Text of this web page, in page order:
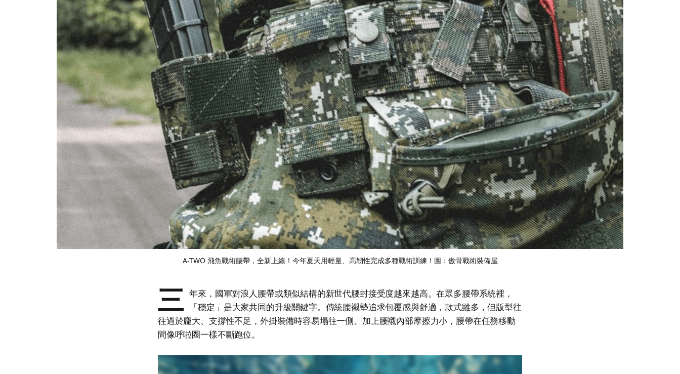
A-TWO 飛魚戰術腰帶，全新上線！今年夏天用輕量、高韌性完成多種戰術訓練！圖：傲骨戰術裝備屋
三 年來，國軍對浪人腰帶或類似結構的新世代腰封接受度越來越高。在眾多腰帶系統裡，
「穩定」是大家共同的升級關鍵字。傳統腰襯墊追求包覆感與舒適，款式雖多，但版型往
往過於龐大、支撐性不足，外掛裝備時容易塌往一側。加上腰襯內部摩擦力小，腰帶在任務移動
間像呼啦圈一樣不斷跑位。